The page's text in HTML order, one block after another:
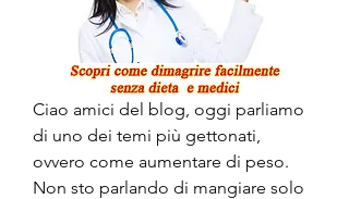
Ciao amici del blog, oggi parliamo
di uno dei temi più gettonati,
ovvero come aumentare di peso.
Non sto parlando di mangiare solo